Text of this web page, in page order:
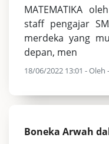
MATEMATIKA
staff pengajar
merdeka yang
depan, men
18/06/2022 13:01 - Oleh
Boneka Arwah